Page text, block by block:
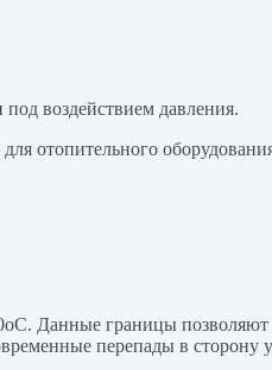
воздействием давления.
отопительного
Данные границы позволяют
перепады в сторону